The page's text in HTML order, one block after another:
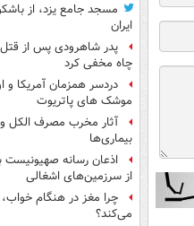
مسجد جامع یزد، از
ایران
پدر شاهرودی پس از
چاه مخفی کرد
دردسر همزمان آمریکا و
موشک های پاتریوت
آثار مخرب مصرف الکل و
بیماری‌ها
اذعان رسانه صهیونیست
از سرزمین‌های اشغالی
چرا مغز در هنگام
می‌کند؟